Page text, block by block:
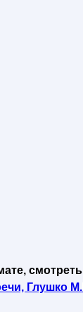
смотреть
Глушко